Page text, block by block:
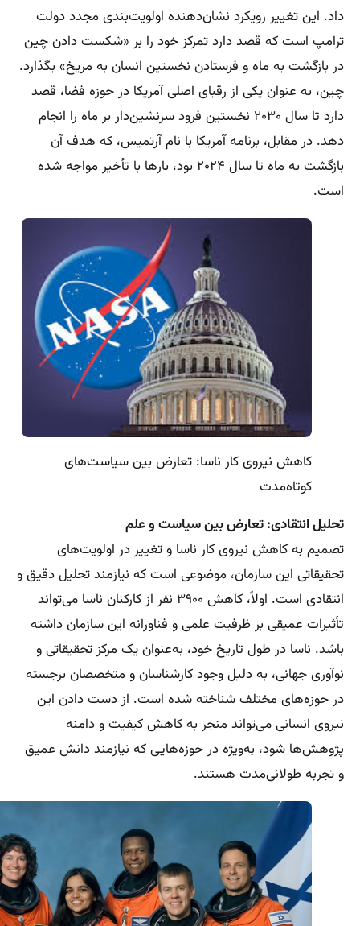
داد. این تغییر رویکرد نشان‌دهنده اولویت‌بندی مجدد دولت
ترامپ است که قصد دارد تمرکز خود را بر «شکست دادن چین
در بازگشت به ماه و فرستادن نخستین انسان به مریخ» بگذارد.
چین، به عنوان یکی از رقبای اصلی آمریکا در حوزه فضا، قصد
دارد تا سال ۲۰۳۰ نخستین فرود سرنشین‌دار بر ماه را انجام
دهد. در مقابل، برنامه آمریکا با نام آرتمیس، که هدف آن
بازگشت به ماه تا سال ۲۰۲۴ بود، بارها با تأخیر مواجه شده
است.
کاهش نیروی کار ناسا: تعارض بین سیاست‌های
کوتاه‌مدت
تحلیل انتقادی: تعارض بین سیاست و علم
تصمیم به کاهش نیروی کار ناسا و تغییر در اولویت‌های
تحقیقاتی این سازمان، موضوعی است که نیازمند تحلیل دقیق و
انتقادی است. اولاً، کاهش ۳۹۰۰ نفر از کارکنان ناسا می‌تواند
تأثیرات عمیقی بر ظرفیت علمی و فناورانه این سازمان داشته
باشد. ناسا در طول تاریخ خود، به‌عنوان یک مرکز تحقیقاتی و
نوآوری جهانی، به دلیل وجود کارشناسان و متخصصان برجسته
در حوزه‌های مختلف شناخته شده است. از دست دادن این
نیروی انسانی می‌تواند منجر به کاهش کیفیت و دامنه
پژوهش‌ها شود، به‌ویژه در حوزه‌هایی که نیازمند دانش عمیق
و تجربه طولانی‌مدت هستند.